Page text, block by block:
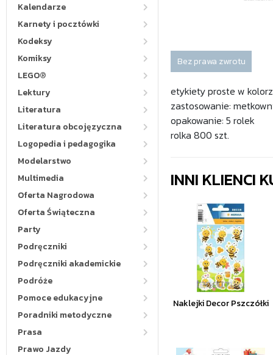
Kalendarze
Karnety i pocztówki
Kodeksy
Komiksy
LEGO®
Lektury
Literatura
Literatura obcojęzyczna
Logopedia i pedagogika
Modelarstwo
Multimedia
Oferta Nagrodowa
Oferta Świąteczna
Party
Podręczniki
Podręczniki akademickie
Podróże
Pomoce edukacyjne
Poradniki metodyczne
Prasa
Prawo Jazdy
Bez prawa zwrotu
etykiety proste w
zastosowanie:
opakowanie: 5 rolek
rolka 800 szt.
INNI KLIENCI
Naklejki Decor Pszczółki